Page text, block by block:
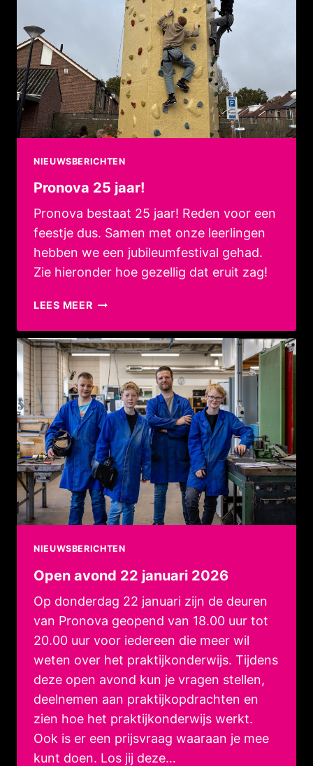
NIEUWSBERICHTEN
Pronova 25 jaar!
Pronova bestaat 25 jaar! Reden voor een
feestje dus. Samen met onze leerlingen
hebben we een jubileumfestival gehad.
Zie hieronder hoe gezellig dat eruit zag!
LEES MEERPRONOVA
JAAR!
NIEUWSBERICHTEN
Open avond 22 januari 2026
Op donderdag 22 januari zijn de deuren
van Pronova geopend van 18.00 uur tot
20.00 uur voor iedereen die meer wil
weten over het praktijkonderwijs. Tijdens
deze open avond kun je vragen stellen,
deelnemen aan praktijkopdrachten en
zien hoe het praktijkonderwijs werkt.
Ook is er een prijsvraag waaraan je mee
kunt doen. Los jij deze…